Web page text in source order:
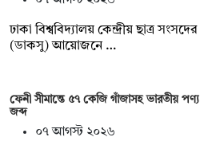
ঢাকা বিশ্ববিদ্যালয় কেন্দ্রীয় ছাত্র সংসদের
(ডাকসু) আয়োজনে …
ফেনী সীমান্তে ৫৭ কেজি গাঁজাসহ ভারতীয় পণ্য
জব্দ
০৭ আগস্ট ২০২৬